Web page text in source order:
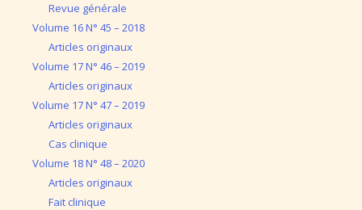
Revue générale
Volume 16 N° 45 – 2018
Articles originaux
Volume 17 N° 46 – 2019
Articles originaux
Volume 17 N° 47 – 2019
Articles originaux
Cas clinique
Volume 18 N° 48 – 2020
Articles originaux
Fait clinique